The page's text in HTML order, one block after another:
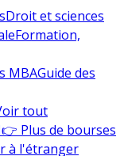
Droit et sciences
Formation,
MBAGuide des
tout
👉 Plus de bourses
à l'étranger